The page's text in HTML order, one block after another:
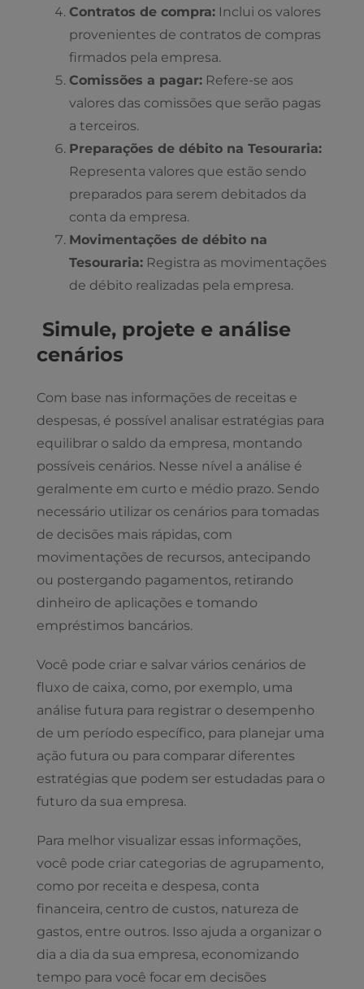
Contratos de compra: Inclui os valores
provenientes de contratos de compras
firmados pela empresa.
Comissões a pagar: Refere-se aos
valores das comissões que serão pagas
a terceiros.
Preparações de débito na Tesouraria:
Representa valores que estão sendo
preparados para serem debitados da
conta da empresa.
Movimentações de débito na
Tesouraria: Registra as movimentações
de débito realizadas pela empresa.
Simule, projete e análise
cenários
Com base nas informações de receitas e
despesas, é possível analisar estratégias para
equilibrar o saldo da empresa, montando
possíveis cenários. Nesse nível a análise é
geralmente em curto e médio prazo. Sendo
necessário utilizar os cenários para tomadas
de decisões mais rápidas, com
movimentações de recursos, antecipando
ou postergando pagamentos, retirando
dinheiro de aplicações e tomando
empréstimos bancários.
Você pode criar e salvar vários cenários de
fluxo de caixa, como, por exemplo, uma
análise futura para registrar o desempenho
de um período específico, para planejar uma
ação futura ou para comparar diferentes
estratégias que podem ser estudadas para o
futuro da sua empresa.
Para melhor visualizar essas informações,
você pode criar categorias de agrupamento,
como por receita e despesa, conta
financeira, centro de custos, natureza de
gastos, entre outros. Isso ajuda a organizar o
dia a dia da sua empresa, economizando
tempo para você focar em decisões